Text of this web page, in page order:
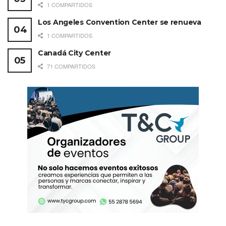
compartiendo con ellos durante el evento.
Comprender la condición humana para mejorar la
respuesta a los cambios.
Medir las emociones de la gente y conocer sus
creencias para comprender su comportamiento en un
contexto determinado. Pensar en cuál es la mejor
manera de medir su estado emocional.
Incluir el juego para catalizar el contenido, formar
equipos, definir una cultura, introducir nuevas ideas,
sintetizar el aprendizaje y generar alegría. Crear
espacios especialmente para jugar y que sea lo
primero, privilegiando la experimentación, la
curiosidad y el probar. En un mundo donde
predomina el estrés, el juego es una oportunidad para
la concientización, reflexión, conexión y felicidad.
1 COMPARTIDOS
Los Angeles Convention Center se renueva
1 COMPARTIDOS
Canadá City Center
71 COMPARTIDOS